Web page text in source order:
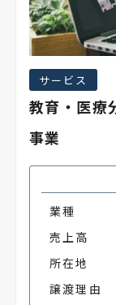
サービス
教育・医療
事業
業種
売上高
所在地
譲渡理由